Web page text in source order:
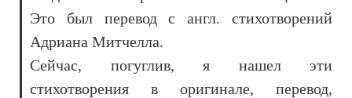
Это был перевод с англ. стихотворений
Адриана Митчелла.
Сейчас, погуглив, я нашел эти
стихотворения в оригинале, перевод,